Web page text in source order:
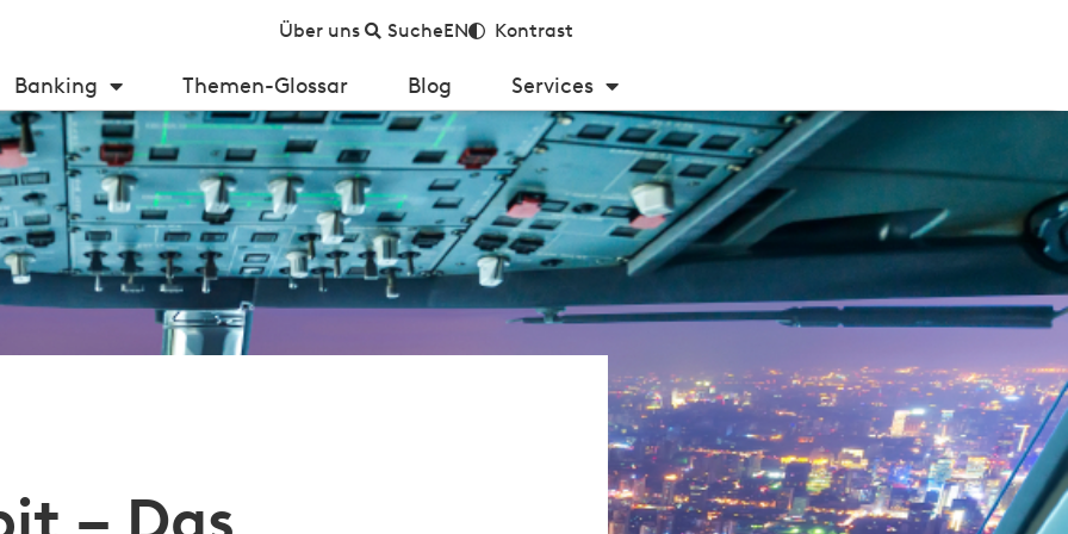
Über uns SucheEN Kontrast
Banking Themen-Glossar Blog Services